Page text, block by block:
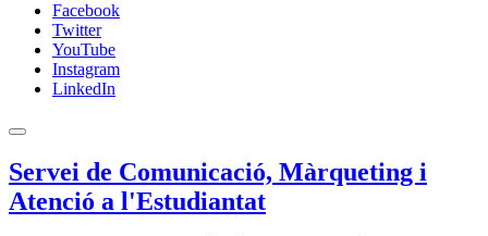
Facebook
Twitter
YouTube
Instagram
LinkedIn
Servei de Comunicació, Màrqueting i
Atenció a l'Estudiantat